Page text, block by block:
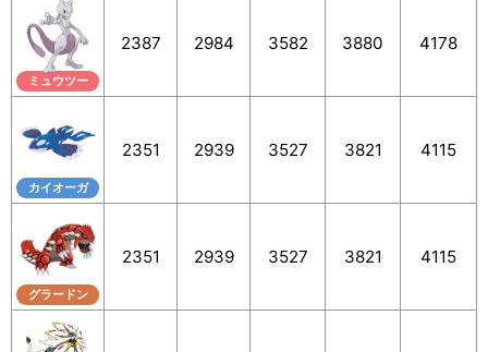
ミュウツー
2387 2984 3582 3880 4178
カイオーガ
2351 2939 3527 3821 4115
グラードン
2351 2939 3527 3821 4115